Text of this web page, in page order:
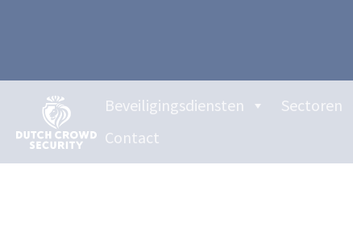
Beveiligingsdiensten Sectoren
Contact